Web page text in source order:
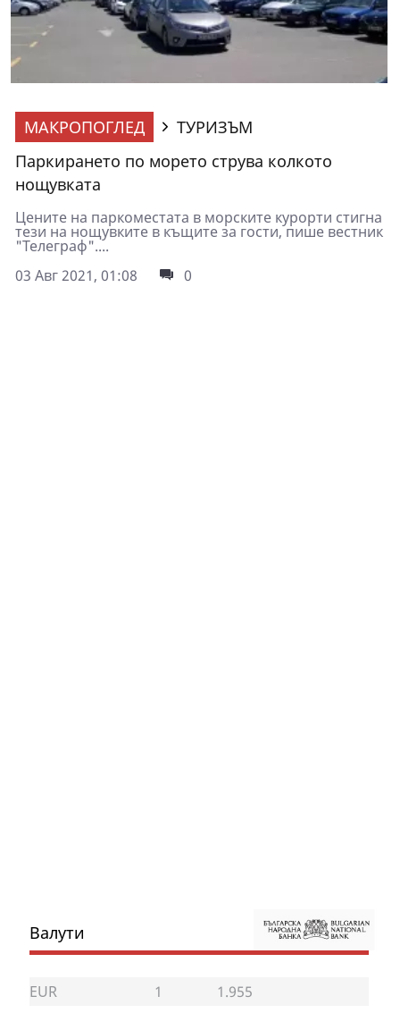
МАКРОПОГЛЕД
ТУРИЗЪМ
Паркирането по морето струва колкото
нощувката
Цените на паркоместата в морските курорти стигна
тези на нощувките в къщите за гости, пише вестник
"Телеграф"....
03 Авг 2021, 01:08
0
Валути
EUR 1
1.955